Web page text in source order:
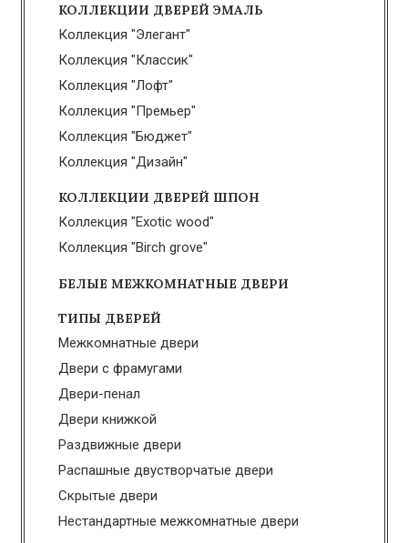
КОЛЛЕКЦИИ ДВЕРЕЙ ЭМАЛЬ
Коллекция "Элегант"
Коллекция "Классик"
Коллекция "Лофт"
Коллекция "Премьер"
Коллекция "Бюджет"
Коллекция "Дизайн"
КОЛЛЕКЦИИ ДВЕРЕЙ ШПОН
Коллекция "Exotic wood"
Коллекция "Birch grove"
БЕЛЫЕ МЕЖКОМНАТНЫЕ ДВЕРИ
ТИПЫ ДВЕРЕЙ
Межкомнатные двери
Двери с фрамугами
Двери-пенал
Двери книжкой
Раздвижные двери
Распашные двустворчатые двери
Скрытые двери
Нестандартные межкомнатные двери